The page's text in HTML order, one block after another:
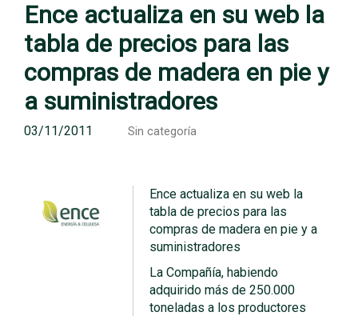
Ence actualiza en su web la
tabla de precios para las
compras de madera en pie y
a suministradores
03/11/2011 Sin categoría
Ence actualiza en su web la
tabla de precios para las
compras de madera en pie y a
suministradores
La Compañía, habiendo
adquirido más de 250.000
toneladas a los productores